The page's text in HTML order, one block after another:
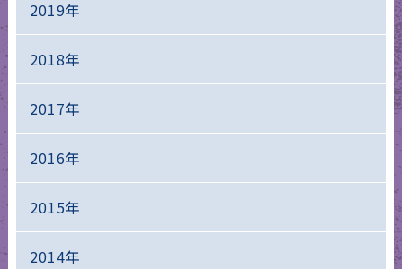
2019年
2018年
2017年
2016年
2015年
2014年